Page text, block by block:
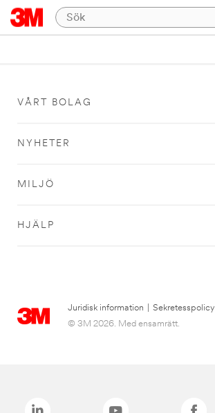
VÅRT BOLAG
NYHETER
MILJÖ
HJÄLP
Juridisk information Sekretesspolicy
© 3M 2026. Med ensamrätt.